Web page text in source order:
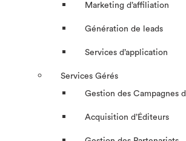
Marketing d’affiliation
Génération de leads
Services d’application
Services Gérés
Gestion des Campagnes
Acquisition d’Éditeurs